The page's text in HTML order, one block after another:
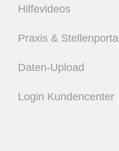
Hilfevideos
Praxis & Stellenportal
Daten-Upload
Login Kundencenter